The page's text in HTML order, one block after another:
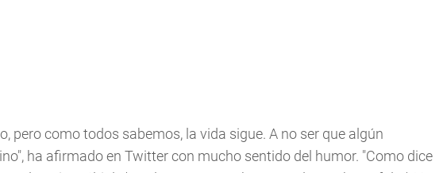
pero como todos sabemos, la vida sigue. A no ser que algún
ha afirmado en Twitter con mucho sentido del humor. "Como dice